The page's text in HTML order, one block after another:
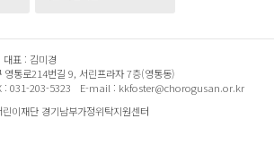
대표 : 김미경
영통로214번길 9, 서린프라자 7층(영통동)
: 031-203-5323 E-mail : kkfoster@chorogusan.or.kr
이재단 경기남부가정위탁지원센터